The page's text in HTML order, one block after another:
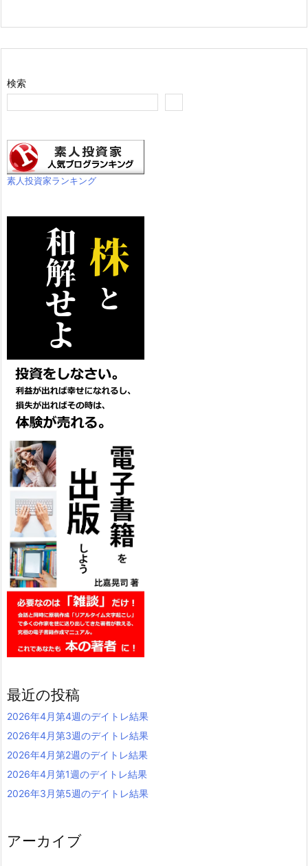
検索
素人投資家ランキング
最近の投稿
2026年4月第4週のデイトレ結果
2026年4月第3週のデイトレ結果
2026年4月第2週のデイトレ結果
2026年4月第1週のデイトレ結果
2026年3月第5週のデイトレ結果
アーカイブ